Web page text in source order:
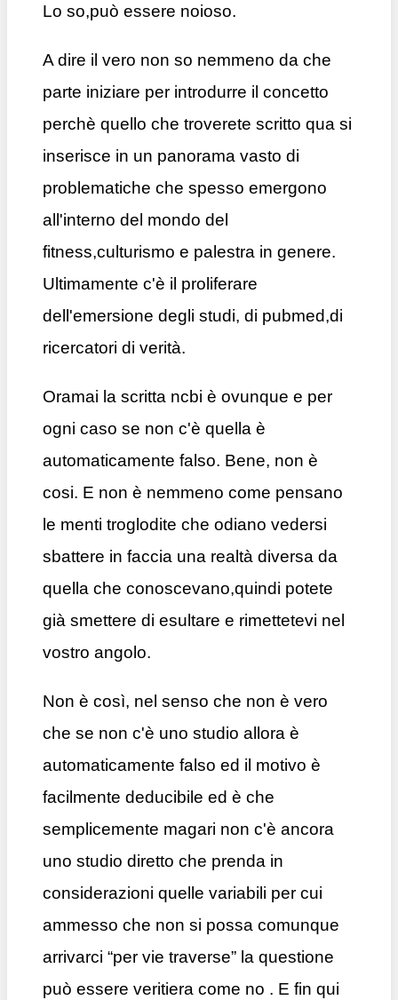
Lo so,può essere noioso.
A dire il vero non so nemmeno da che
parte iniziare per introdurre il concetto
perchè quello che troverete scritto qua si
inserisce in un panorama vasto di
problematiche che spesso emergono
all'interno del mondo del
fitness,culturismo e palestra in genere.
Ultimamente c'è il proliferare
dell'emersione degli studi, di pubmed,di
ricercatori di verità.
Oramai la scritta ncbi è ovunque e per
ogni caso se non c'è quella è
automaticamente falso. Bene, non è
cosi. E non è nemmeno come pensano
le menti troglodite che odiano vedersi
sbattere in faccia una realtà diversa da
quella che conoscevano,quindi potete
già smettere di esultare e rimettetevi nel
vostro angolo.
Non è così, nel senso che non è vero
che se non c'è uno studio allora è
automaticamente falso ed il motivo è
facilmente deducibile ed è che
semplicemente magari non c'è ancora
uno studio diretto che prenda in
considerazioni quelle variabili per cui
ammesso che non si possa comunque
arrivarci “per vie traverse” la questione
può essere veritiera come no . E fin qui